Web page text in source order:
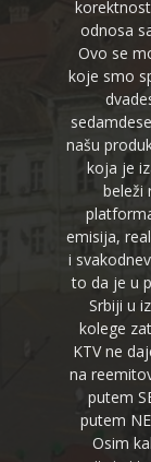
odnosa
Ovo se
koje smo
našu
koja je
beleži
emisija,
i
to da je u
Srbiji u
kolege
KTV ne
na
putem
putem
Osim